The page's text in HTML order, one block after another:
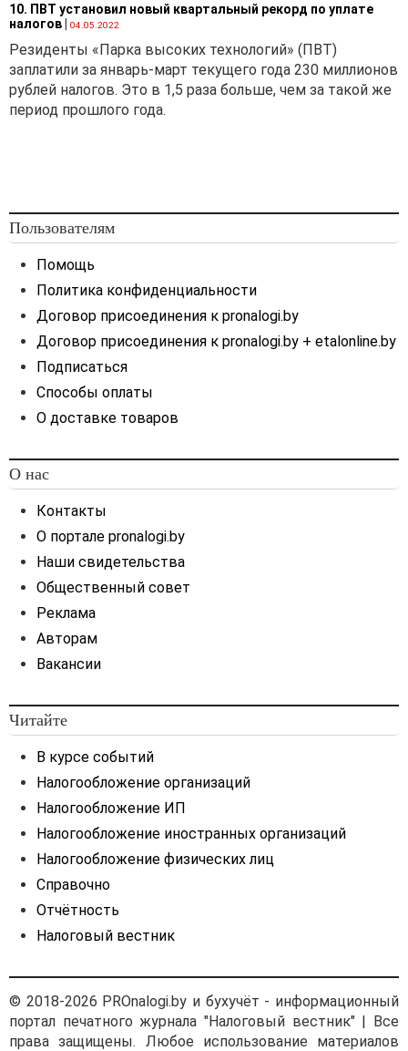
10. ПВТ установил новый квартальный рекорд по уплате
налогов
04.05.2022
Резиденты «Парка высоких технологий» (ПВТ)
заплатили за январь-март текущего года 230 миллионов
рублей налогов. Это в 1,5 раза больше, чем за такой же
период прошлого года.
Пользователям
Помощь
Политика конфиденциальности
Договор присоединения к pronalogi.by
Договор присоединения к pronalogi.by + etalonline.by
Подписаться
Способы оплаты
О доставке товаров
О нас
Контакты
О портале pronalogi.by
Наши свидетельства
Общественный совет
Реклама
Авторам
Вакансии
Читайте
В курсе событий
Налогообложение организаций
Налогообложение ИП
Налогообложение иностранных организаций
Налогообложение физических лиц
Справочно
Отчётность
Налоговый вестник
© 2018-2026 PROnalogi.by и бухучёт - информационный
портал печатного журнала "Налоговый вестник" | Все
права защищены. Любое использование материалов